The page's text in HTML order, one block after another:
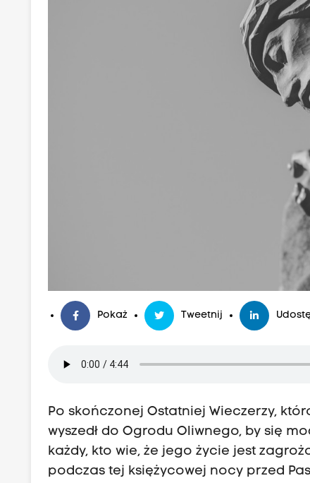
Pokaż Tweetnij
Po skończonej Ostatniej Wieczerzy,
wyszedł do Ogrodu Oliwnego, by się
każdy, kto wie, że jego życie jest
podczas tej księżycowej nocy przed